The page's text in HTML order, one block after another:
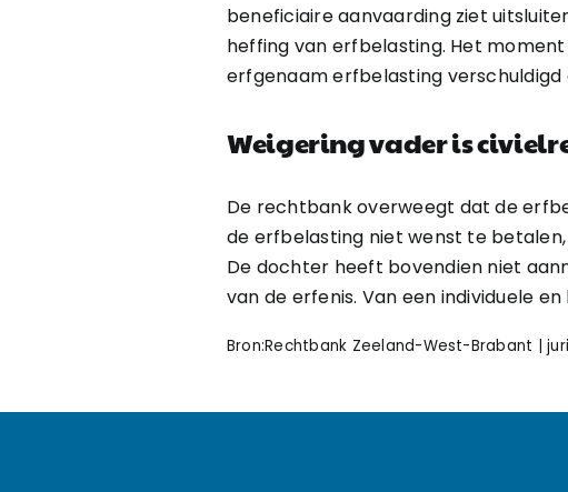
beneficiaire aanvaarding ziet
heffing van erfbelasting. Het
erfgenaam erfbelasting
Weigering vader is
De rechtbank overweegt dat de
de erfbelasting niet wenst te
De dochter heeft bovendien niet
van de erfenis. Van een individuele
Bron:Rechtbank Zeeland-West-Brabant |